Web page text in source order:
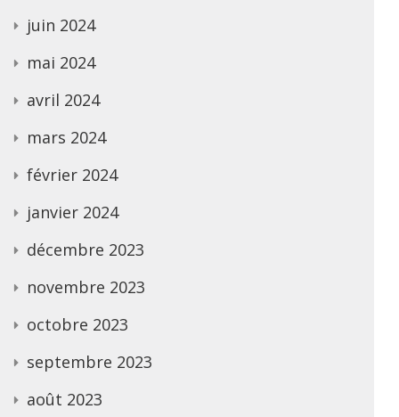
juin 2024
mai 2024
avril 2024
mars 2024
février 2024
janvier 2024
décembre 2023
novembre 2023
octobre 2023
septembre 2023
août 2023